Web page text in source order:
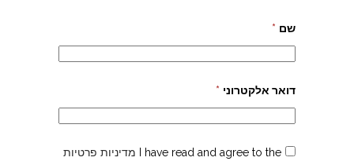
שם *
דואר אלקטרוני *
I have read and agree to the מדיניות פרטיות